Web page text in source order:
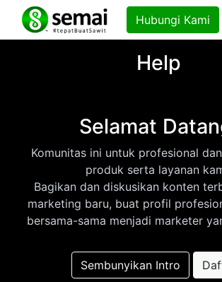
Hubungi Kami
Help
Selamat
Komunitas ini untuk profesional
produk serta layanan
Bagikan dan diskusikan konten
marketing baru, buat profil
bersama-sama menjadi marketer
Sembunyikan Intro